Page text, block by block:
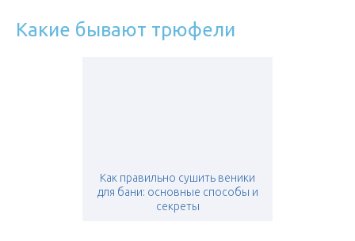
Какие бывают трюфели
Как правильно сушить веники
для бани: основные способы и
секреты